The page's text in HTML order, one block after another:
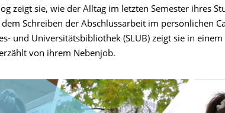
zeigt sie, wie der Alltag im letzten Semester ihres
dem Schreiben der Abschlussarbeit im persönlichen
und Universitätsbibliothek (SLUB) zeigt sie in
von ihrem Nebenjob.